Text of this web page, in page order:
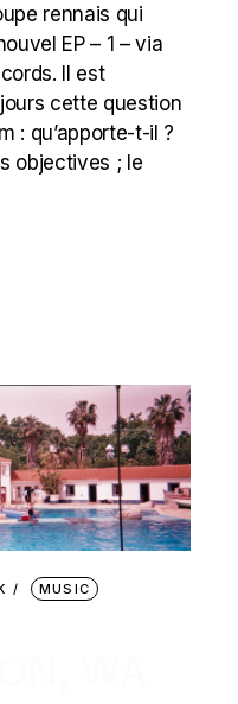
rennais qui
EP – 1 – via
Il est
cette question
: qu’apporte-t-il ?
objectives ; le
MUSIC